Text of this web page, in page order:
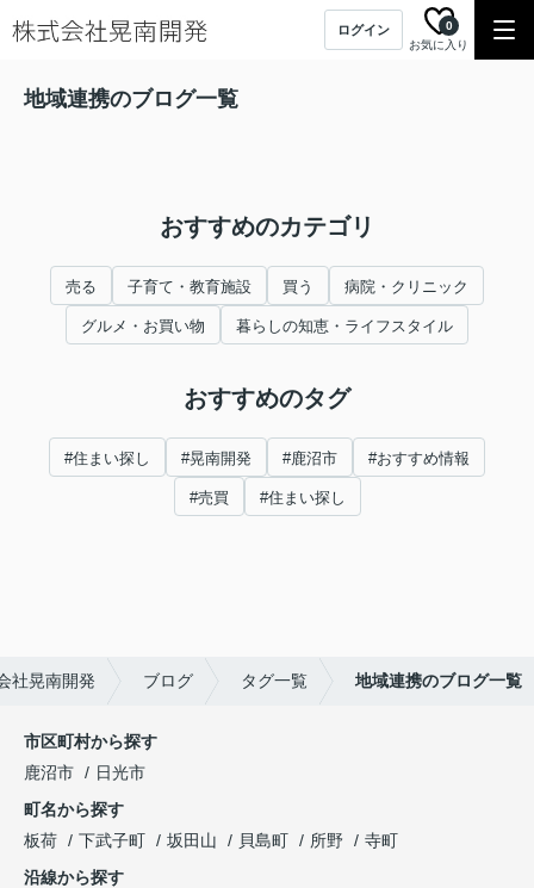
ログイン
お気に入り
0
地域連携のブログ一覧
おすすめのカテゴリ
売る 子育て・教育施設 買う 病院・クリニック
グルメ・お買い物 暮らしの知恵・ライフスタイル
おすすめのタグ
#住まい探し #晃南開発 #鹿沼市 #おすすめ情報
#売買 #住まい探し
社晃南開発 ブログ タグ一覧 地域連携のブログ一覧
市区町村から探す
鹿沼市
日光市
町名から探す
板荷
下武子町 坂田山 貝島町 所野
寺町
沿線から探す